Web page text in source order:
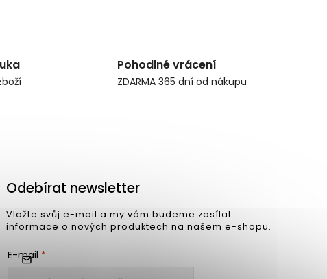
Pohodlné vrácení
ZDARMA 365 dní od nákupu
Odebírat newsletter
Vložte svůj e-mail a my vám budeme zasílat
informace o nových produktech na našem e-shopu.
E-mail